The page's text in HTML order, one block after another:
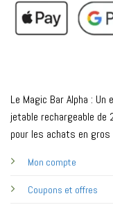
Le Magic Bar Alpha :
jetable rechargeable
pour les achats en gros
Mon compte
Coupons et offres